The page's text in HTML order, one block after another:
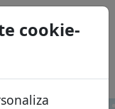
cookie-